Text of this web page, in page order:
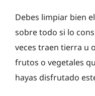
Debes limpiar bien
sobre todo si lo
veces traen tierra u
frutos o vegetales
hayas disfrutado